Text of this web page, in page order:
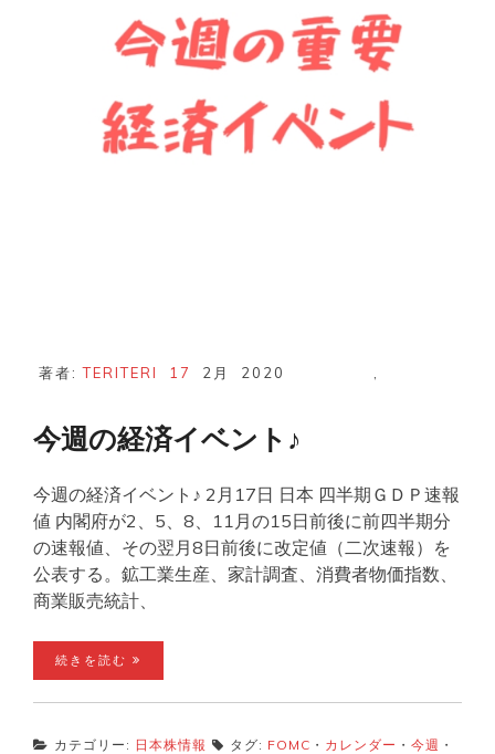
か
著者:TERITERI 17 2月 2020
今週の経済イベント♪
今週の経済イベント♪ 2月17日 日本 四半期ＧＤＰ速報
値 内閣府が2、5、8、11月の15日前後に前四半期分
の速報値、その翌月8日前後に改定値（二次速報）を
公表する。鉱工業生産、家計調査、消費者物価指数、
商業販売統計、
続きを読む
カテゴリー: 日本株情報 タグ: FOMC ・ カレンダー ・ 今週 ・